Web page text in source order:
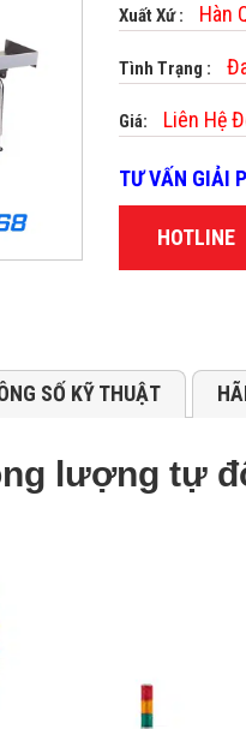
Xuất Xứ : Hàn
Tình Trạng :
Giá: Liên Hệ
TƯ VẤN GIẢI
HOTLINE
SỐ KỸ THUẬT
lượng tự